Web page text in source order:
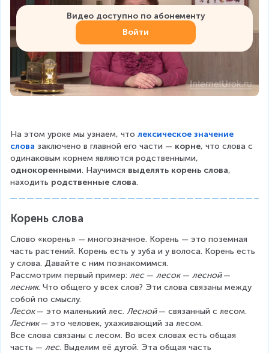
Видео доступно по абонементу
Войти
На этом уроке мы узнаем, что лексическое значение
слова заключено в главной его части — корне, что слова с
одинаковым корнем являются родственными,
однокоренными. Научимся выделять корень слова,
находить родственные слова.
Корень слова
Слово «корень» — многозначное. Корень — это поземная
часть растений. Корень есть у зуба и у волоса. Корень есть
у слова. Давайте с ним познакомимся.
Рассмотрим первый пример: лес — лесок — лесной —
лесник. Что общего у всех слов? Эти слова связаны между
собой по смыслу.
Лесок — это маленький лес. Лесной — связанный с лесом.
Лесник — это человек, ухаживающий за лесом.
Все слова связаны с лесом. Во всех словах есть общая
часть — лес. Выделим её дугой. Эта общая часть